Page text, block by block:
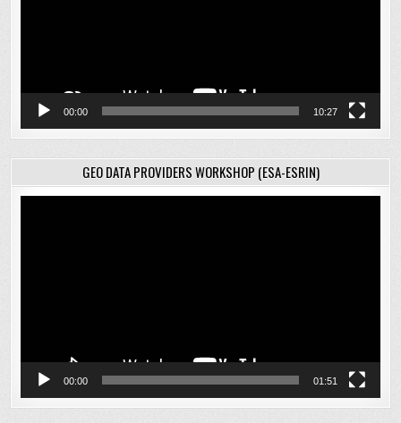
00:00 10:27
GEO DATA PROVIDERS WORKSHOP (ESA-ESRIN)
00:00 01:51